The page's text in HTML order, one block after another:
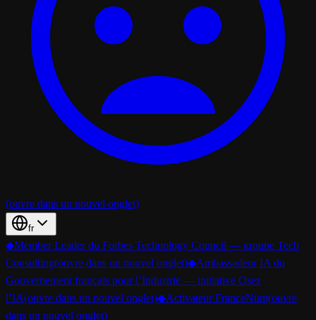
(ouvre dans un nouvel onglet)
fr
◆Member Leader du Forbes Technology Council — groupe Tech
Consulting(ouvre dans un nouvel onglet)◆Ambassadeur IA du
Gouvernement français pour l’Industrie — initiative Osez
l’IA(ouvre dans un nouvel onglet)◆Activateur FranceNum(ouvre
dans un nouvel onglet)